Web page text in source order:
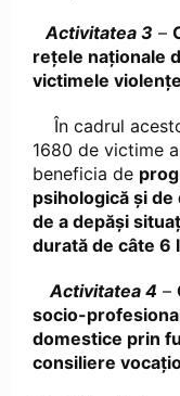
Activitatea 3 –
rețele naționale
victimele
În cadrul
1680 de victime
beneficia de
psihologică și
de a depăși
durată de câte 6
Activitatea 4 –
socio-
domestice prin
consiliere